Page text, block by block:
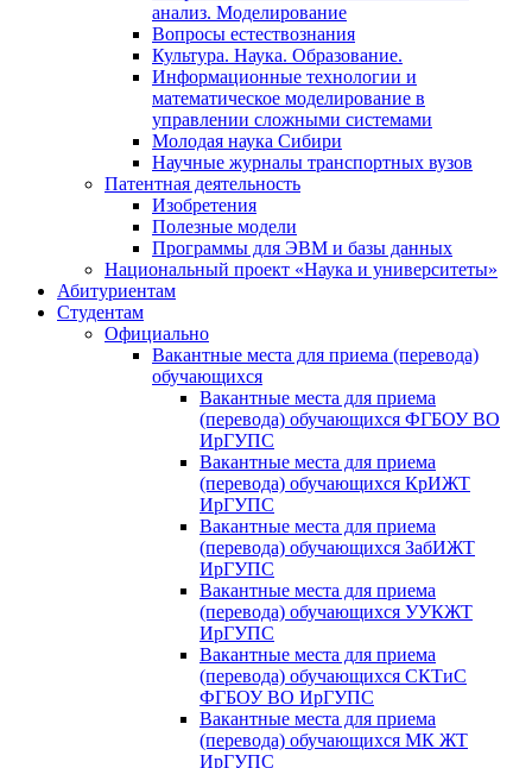
анализ. Моделирование
Вопросы естествознания
Культура. Наука. Образование.
Информационные технологии и
математическое моделирование в
управлении сложными системами
Молодая наука Сибири
Научные журналы транспортных вузов
Патентная деятельность
Изобретения
Полезные модели
Программы для ЭВМ и базы данных
Национальный проект «Наука и университеты»
Абитуриентам
Студентам
Официально
Вакантные места для приема (перевода)
обучающихся
Вакантные места для приема
(перевода) обучающихся ФГБОУ ВО
ИрГУПС
Вакантные места для приема
(перевода) обучающихся КрИЖТ
ИрГУПС
Вакантные места для приема
(перевода) обучающихся ЗабИЖТ
ИрГУПС
Вакантные места для приема
(перевода) обучающихся УУКЖТ
ИрГУПС
Вакантные места для приема
(перевода) обучающихся СКТиС
ФГБОУ ВО ИрГУПС
Вакантные места для приема
(перевода) обучающихся МК ЖТ
ИрГУПС